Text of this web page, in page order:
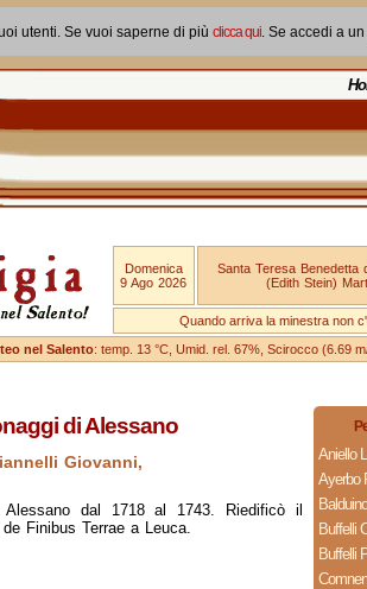
utenti. Se vuoi saperne di più clicca qui. Se accedi a
Domenica
9 Ago 2026
Santa Teresa Benedetta
(Edith Stein)
Quando arriva la minestra non
nel Salento: temp. 13 °C, Umid. rel. 67%, Scirocco (6.69
Aniello
Ayerbo
Buffelli
Buffelli
di Alessano
Giovanni,
dal 1718 al 1743. Riedificò il
Finibus Terrae a Leuca.